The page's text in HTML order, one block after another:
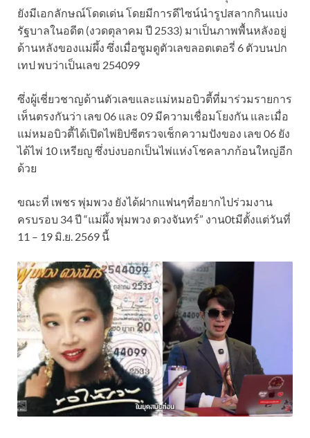
ยังมีเอกลักษณ์โดดเด่น โดยมีการดีไซน์นำรูปสลากกินแบ่ง
รัฐบาลในอดีต (งวดตุลาคม ปี 2533) มาเป็นภาพพื้นหลังอยู่
ด้านหลังของแม่ผึ้ง ซึ่งเมื่อซูมดูตัวเลขลอตเตอรี่ 6 ตัวบนปก
เทป พบว่าเป็นเลข 254099
ซึ่งผู้เชี่ยวชาญด้านตัวเลขและแม่หมอบิวตี้ที่มาร่วมรายการ
เห็นตรงกันว่า เลข 06 และ 09 มีความเชื่อมโยงกัน และเมื่อ
แม่หมอบิวตี้ได้เปิดไพ่ยิปซีตรวจเช็กความปังของ เลข 06 ยัง
ได้ไพ่ 10 เหรียญ ซึ่งบ่งบอกเป็นไพ่แห่งโชคลาภก้อนใหญ่อีก
ด้วย
ขณะที่ เพชร พุ่มพวง ยังได้ฝากแฟนๆที่อยากไปร่วมงาน
ครบรอบ 34 ปี “แม่ผึ้ง พุ่มพวง ดวงจันทร์” งาน0tมีตั้งแต่วันที่
11 – 19 มิ.ย. 2569 นี้